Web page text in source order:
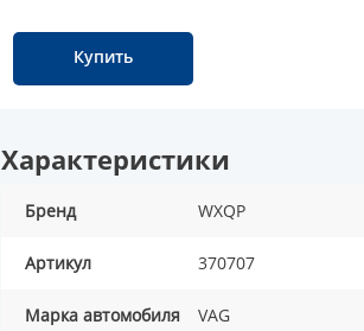
Купить
Характеристики
Бренд WXQP
Артикул 370707
Марка автомобиля VAG